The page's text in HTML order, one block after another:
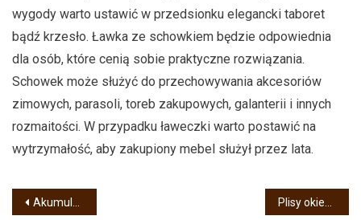
wygody warto ustawić w przedsionku elegancki taboret
bądź krzesło. Ławka ze schowkiem będzie odpowiednia
dla osób, które cenią sobie praktyczne rozwiązania.
Schowek może służyć do przechowywania akcesoriów
zimowych, parasoli, toreb zakupowych, galanterii i innych
rozmaitości. W przypadku ławeczki warto postawić na
wytrzymałość, aby zakupiony mebel służył przez lata.
Nawigacja
Akumulatorowa, spalinowa czy elektryczna – jaką kosiarkę kupić?